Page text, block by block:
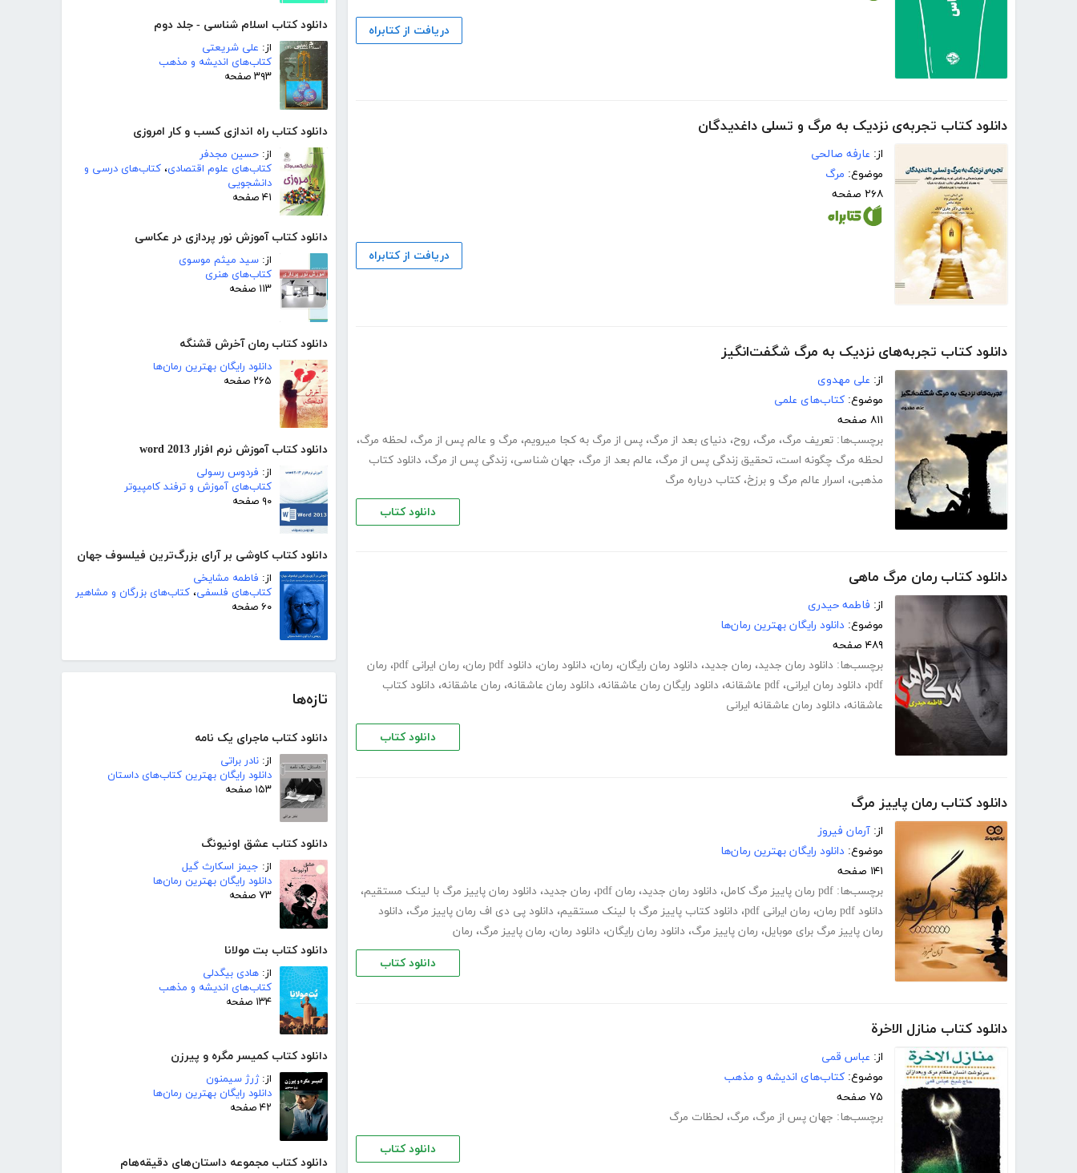
دانلود کتاب اسلام شناسی - جلد دوم
از: علی شریعتی
کتاب‌های اندیشه و مذهب
۳۹۳ صفحه
دانلود کتاب راه اندازی کسب و کار امروزی
از: حسین مجدفر
کتاب‌های علوم اقتصادی، کتاب‌های درسی و
دانشجویی
۴۱ صفحه
دانلود کتاب آموزش نور پردازی در عکاسی
از: سید میثم موسوی
کتاب‌های هنری
۱۱۳ صفحه
دانلود کتاب رمان آخرش قشنگه
دانلود رایگان بهترین رمان‌ها
۲۶۵ صفحه
دانلود کتاب آموزش نرم افزار word 2013
از: فردوس رسولی
کتاب‌های آموزش و ترفند کامپیوتر
۹۰ صفحه
دانلود کتاب کاوشی بر آرای بزرگ‌ترین فیلسوف جهان
از: فاطمه مشایخی
کتاب‌های فلسفی، کتاب‌های بزرگان و مشاهیر
۶۰ صفحه
تازه‌ها
دانلود کتاب ماجرای یک نامه
از: نادر براتی
دانلود رایگان بهترین کتاب‌های داستان
۱۵۳ صفحه
دانلود کتاب عشق اونیونگ
از: جیمز اسکارث گیل
دانلود رایگان بهترین رمان‌ها
۷۳ صفحه
دانلود کتاب بت مولانا
از: هادی بیگدلی
کتاب‌های اندیشه و مذهب
۱۳۴ صفحه
دانلود کتاب کمیسر مگره و پیرزن
از:ژرژ سیمنون
دانلود رایگان بهترین رمان‌ها
۴۲ صفحه
دانلود کتاب مجموعه داستان‌های دقیقه‌هام
دریافت از کتابراه
دانلود کتاب تجربه‌ی نزدیک به مرگ و تسلی داغدیدگان
از: عارفه صالحی
موضوع: مرگ
۲۶۸ صفحه
دریافت از کتابراه
دانلود کتاب تجربه‌های نزدیک به مرگ شگفت‌انگیز
از: علی مهدوی
موضوع: کتاب‌های علمی
۸۱۱ صفحه
برچسب‌ها: تعریف مرگ، مرگ، روح، دنیای بعد از مرگ، پس از مرگ به کجا میرویم، مرگ و عالم پس از مرگ، لحظه مرگ،
لحظه مرگ چگونه است، تحقیق زندگی پس از مرگ، عالم بعد از مرگ، جهان شناسی، زندگی پس از مرگ، دانلود کتاب
مذهبی، اسرار عالم مرگ و برزخ، کتاب درباره مرگ
دانلود کتاب
دانلود کتاب رمان مرگ ماهی
از: فاطمه حیدری
موضوع: دانلود رایگان بهترین رمان‌ها
۴۸۹ صفحه
برچسب‌ها: دانلود رمان جدید، رمان جدید، دانلود رمان رایگان، رمان، دانلود رمان، دانلود pdf رمان ، رمان ایرانی pdf ، رمان
pdf، دانلود رمان ایرانی، pdf عاشقانه ، دانلود رایگان رمان عاشقانه، دانلود رمان عاشقانه، رمان عاشقانه، دانلود کتاب
عاشقانه، دانلود رمان عاشقانه ایرانی
دانلود کتاب
دانلود کتاب رمان پاییز مرگ
از: آرمان فیروز
موضوع: دانلود رایگان بهترین رمان‌ها
۱۴۱ صفحه
برچسب‌ها: pdf رمان پاییز مرگ کامل ، دانلود رمان جدید، رمان pdf ، رمان جدید، دانلود رمان پاییز مرگ با لینک مستقیم،
دانلود pdf رمان
، رمان ایرانی pdf ، دانلود کتاب پاییز مرگ با لینک مستقیم، دانلود پی دی اف رمان پاییز مرگ، دانلود
رمان پاییز مرگ برای موبایل، رمان پاییز مرگ، دانلود رمان رایگان، دانلود رمان، رمان پاییز مرگ، رمان
دانلود کتاب
دانلود کتاب منازل الاخرة
از: عباس قمی
موضوع: کتاب‌های اندیشه و مذهب
۷۵ صفحه
برچسب‌ها: جهان پس از مرگ، مرگ، لحظات مرگ
دانلود کتاب